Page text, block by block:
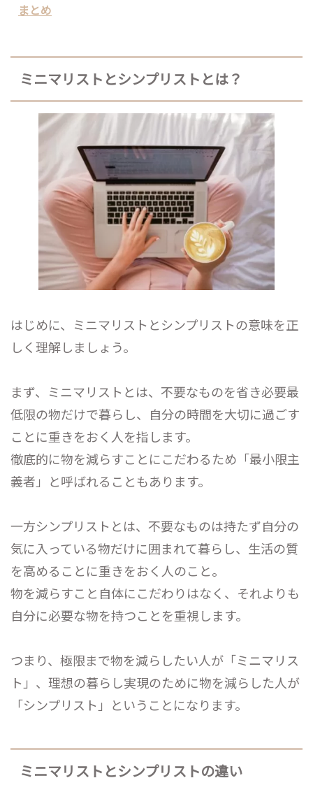
まとめ
ミニマリストとシンプリストとは？
はじめに、ミニマリストとシンプリストの意味を正
しく理解しましょう。
まず、ミニマリストとは、不要なものを省き必要最
低限の物だけで暮らし、自分の時間を大切に過ごす
ことに重きをおく人を指します。
徹底的に物を減らすことにこだわるため「最小限主
義者」と呼ばれることもあります。
一方シンプリストとは、不要なものは持たず自分の
気に入っている物だけに囲まれて暮らし、生活の質
を高めることに重きをおく人のこと。
物を減らすこと自体にこだわりはなく、それよりも
自分に必要な物を持つことを重視します。
つまり、極限まで物を減らしたい人が「ミニマリス
ト」、理想の暮らし実現のために物を減らした人が
「シンプリスト」ということになります。
ミニマリストとシンプリストの違い